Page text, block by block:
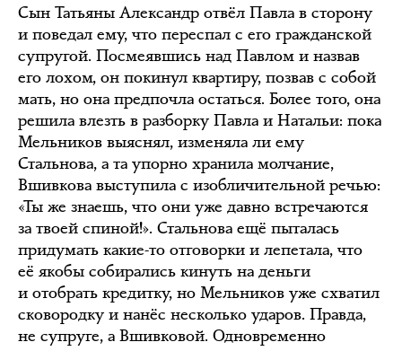
Сын Татьяны Александр отвёл Павла в сторону
и поведал ему, что переспал с его гражданской
супругой. Посмеявшись над Павлом и назвав
его лохом, он покинул квартиру, позвав с собой
мать, но она предпочла остаться. Более того, она
решила влезть в разборку Павла и Натальи: пока
Мельников выяснял, изменяла ли ему
Стальнова, а та упорно хранила молчание,
Вшивкова выступила с изобличительной речью:
«Ты же знаешь, что они уже давно встречаются
за твоей спиной!». Стальнова ещё пыталась
придумать какие-то отговорки и лепетала, что
её якобы собирались кинуть на деньги
и отобрать кредитку, но Мельников уже схватил
сковородку и нанёс несколько ударов. Правда,
не супруге, а Вшивковой. Одновременно